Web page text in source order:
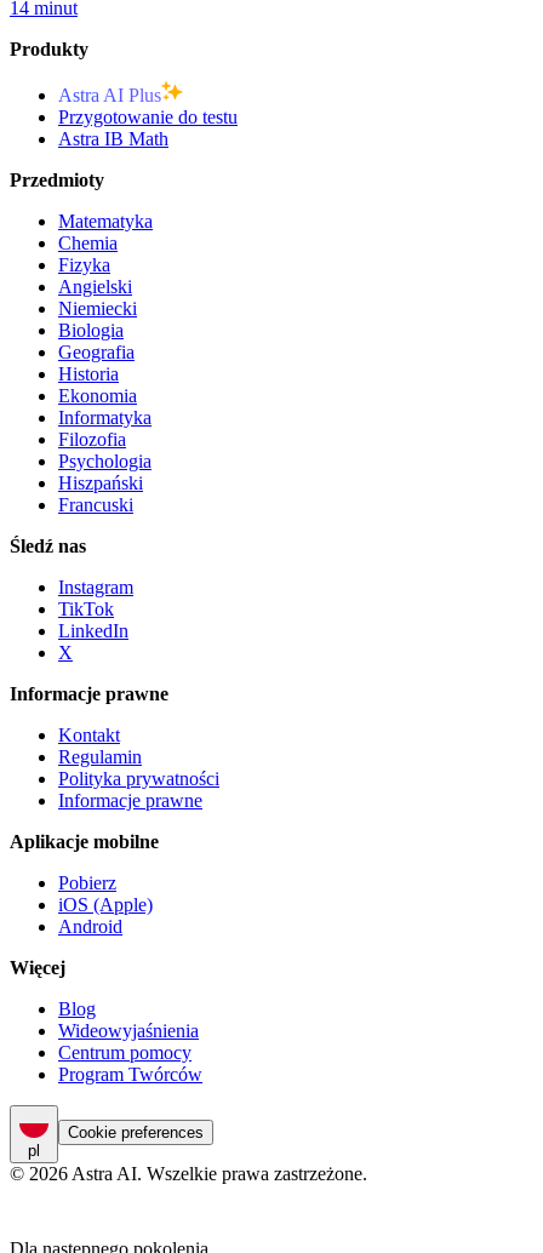
14 minut
Produkty
Astra AI Plus
Przygotowanie do testu
Astra IB Math
Przedmioty
Matematyka
Chemia
Fizyka
Angielski
Niemiecki
Biologia
Geografia
Historia
Ekonomia
Informatyka
Filozofia
Psychologia
Hiszpański
Francuski
Śledź nas
Instagram
TikTok
LinkedIn
X
Informacje prawne
Kontakt
Regulamin
Polityka prywatności
Informacje prawne
Aplikacje mobilne
Pobierz
iOS (Apple)
Android
Więcej
Blog
Wideowyjaśnienia
Centrum pomocy
Program Twórców
pl
Cookie preferences
© 2026 Astra AI. Wszelkie prawa zastrzeżone.
Dla następnego pokolenia.